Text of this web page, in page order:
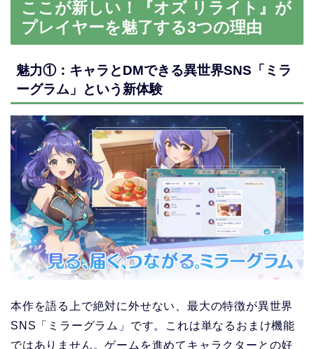
ここが新しい！『オズ リライト』が
プレイヤーを魅了する3つの理由
魅力①：キャラとDMできる異世界SNS「ミラ
ーグラム」という新体験
本作を語る上で絶対に外せない、最大の特徴が異世界
SNS「ミラーグラム」です。これは単なるおまけ機能
ではありません。ゲームを進めてキャラクターとの好